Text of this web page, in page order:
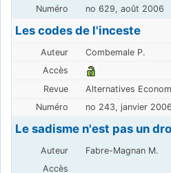
no 629, août 2006
Les codes de l'inceste
Combemale P.
Alternatives
no 243, janvier 2006
Le sadisme n'est pas un
Fabre-Magnan M.